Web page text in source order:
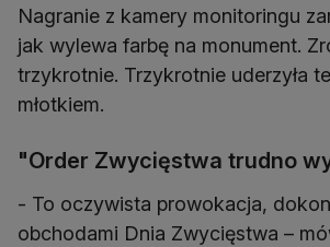
Nagranie z kamery monitoringu
jak wylewa farbę na monument.
trzykrotnie. Trzykrotnie uderzyła
młotkiem.
"Order Zwycięstwa trudno
- To oczywista prowokacja,
obchodami Dnia Zwycięstwa –